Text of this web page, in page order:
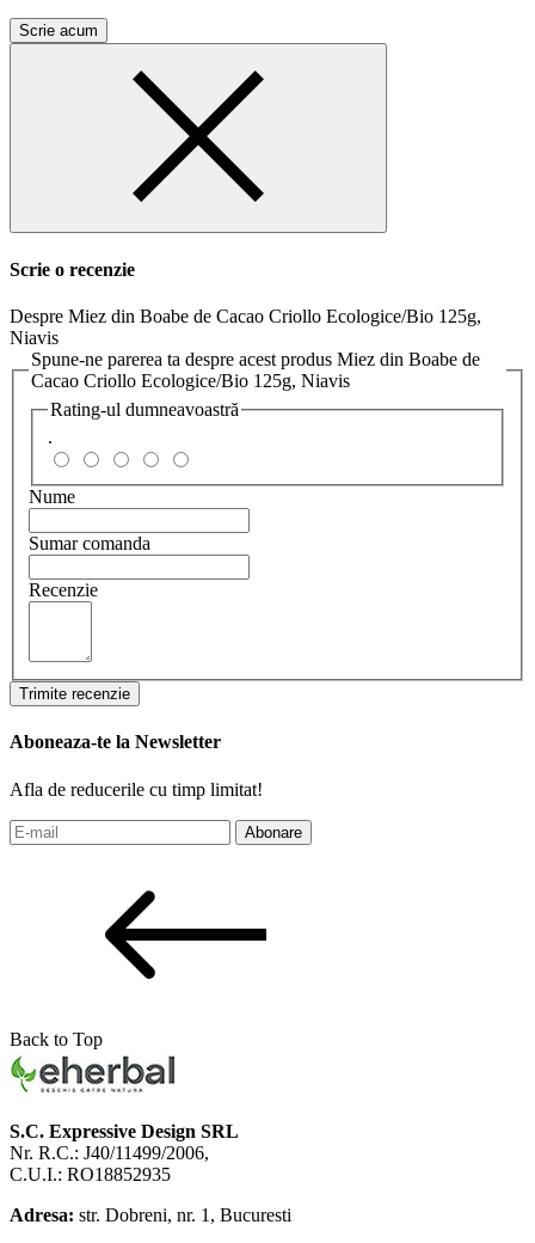
Scrie acum
Scrie o recenzie
Despre Miez din Boabe de Cacao Criollo Ecologice/Bio 125g,
Niavis
Spune-ne parerea ta despre acest produs Miez din Boabe de
Cacao Criollo Ecologice/Bio 125g, Niavis
Rating-ul dumneavoastră
.
Nume
Sumar comanda
Recenzie
Trimite recenzie
Aboneaza-te la Newsletter
Afla de reducerile cu timp limitat!
Abonare
Back to Top
S.C. Expressive Design SRL
Nr. R.C.: J40/11499/2006,
C.U.I.: RO18852935
Adresa: str. Dobreni, nr. 1, Bucuresti